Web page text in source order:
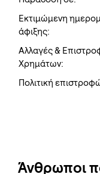
Εκτιμώμενη
άφιξης:
Αλλαγές &
Χρημάτων:
Πολιτική
Άνθρωποι